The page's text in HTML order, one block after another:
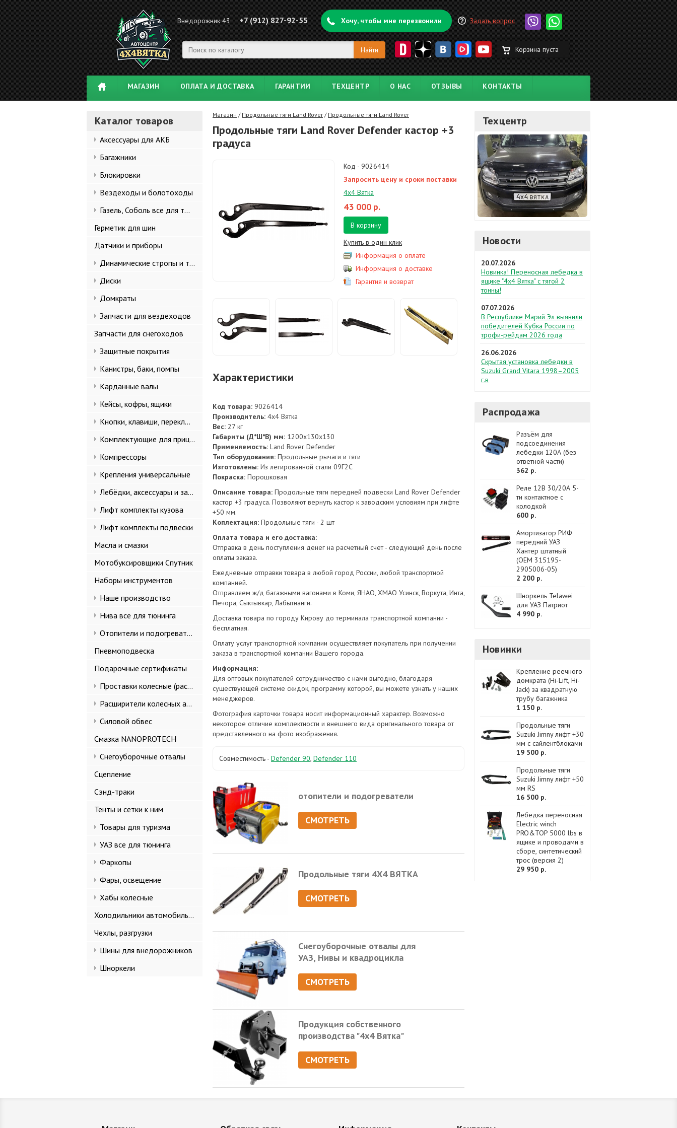
Внедорожник 43 +7 (912) 827-92-55 Хочу, чтобы мне перезвонили Задать вопрос
Корзина пуста
МАГАЗИН ОПЛАТА И ДОСТАВКА ГАРАНТИИ ТЕХЦЕНТР О НАС ОТЗЫВЫ КОНТАКТЫ
Каталог товаров
Аксессуары для АКБ
Багажники
Блокировки
Вездеходы и болотоходы
Газель, Соболь все для тюнинга
Герметик для шин
Датчики и приборы
Динамические стропы и такелаж
Диски
Домкраты
Запчасти для вездеходов
Запчасти для снегоходов
Защитные покрытия
Канистры, баки, помпы
Карданные валы
Кейсы, кофры, ящики
Кнопки, клавиши, переключатели
Комплектующие для прицепов
Компрессоры
Крепления универсальные
Лебёдки, аксессуары и запчасти
Лифт комплекты кузова
Лифт комплекты подвески
Масла и смазки
Мотобуксировщики Спутник
Наборы инструментов
Наше производство
Нива все для тюнинга
Отопители и подогреватели
Пневмоподвеска
Подарочные сертификаты
Проставки колесные (расширители колеи)
Расширители колесных арок и брызговики
Силовой обвес
Смазка NANOPROTECH
Снегоуборочные отвалы
Сцепление
Сэнд-траки
Тенты и сетки к ним
Товары для туризма
УАЗ все для тюнинга
Фаркопы
Фары, освещение
Хабы колесные
Холодильники автомобильные
Чехлы, разгрузки
Шины для внедорожников
Шноркели
Магазин / Продольные тяги Land Rover / Продольные тяги Land Rover
Продольные тяги Land Rover Defender кастор +3
градуса
Код - 9026414
Запросить цену и сроки поставки
4х4 Вятка
43 000 р.
В корзину
Купить в один клик
Информация о оплате
Информация о доставке
Гарантия и возврат
Характеристики
Код товара: 9026414
Производитель: 4х4 Вятка
Вес: 27 кг
Габариты (Д*Ш*В) мм: 1200х130х130
Применяемость: Land Rover Defender
Тип оборудования: Продольные рычаги и тяги
Изготовлены: Из легированной стали 09Г2С
Покраска: Порошковая
Описание товара: Продольные тяги передней подвески Land Rover Defender
кастор +3 градуса. Позволяют вернуть кастор к заводским условиям при лифте
+50 мм.
Коплектация: Продольные тяги - 2 шт
Оплата товара и его доставка:
Отправка в день поступления денег на расчетный счет - следующий день после
оплаты заказа.
Ежедневные отправки товара в любой город России, любой транспортной
компанией.
Отправляем ж/д багажными вагонами в Коми, ЯНАО, ХМАО Усинск, Воркута, Инта,
Печора, Сыктывкар, Лабытнанги.
Доставка товара по городу Кирову до терминала транспортной компании -
бесплатная.
Оплату услуг транспортной компании осуществляет покупатель при получении
заказа в транспортной компании Вашего города.
Информация:
Для оптовых покупателей сотрудничество с нами выгодно, благодаря
существующей системе скидок, программу которой, вы можете узнать у наших
менеджеров.
Фотография карточки товара носит информационный характер. Возможно
некоторое отличие комплектности и внешнего вида оригинального товара от
представленного на фото изображения.
Совместимость - Defender 90, Defender 110
отопители и подогреватели
СМОТРЕТЬ
Продольные тяги 4Х4 ВЯТКА
СМОТРЕТЬ
Снегоуборочные отвалы для
УАЗ, Нивы и квадроцикла
СМОТРЕТЬ
Продукция собственного
производства "4х4 Вятка"
СМОТРЕТЬ
Техцентр
Новости
20.07.2026
Новинка! Переносная лебедка в
ящике "4х4 Вятка" с тягой 2
тонны!
07.07.2026
В Республике Марий Эл выявили
победителей Кубка России по
трофи-рейдам 2026 года
26.06.2026
Скрытая установка лебедки в
Suzuki Grand Vitara 1998–2005
г.в
Распродажа
Разъём для
подсоединения
лебедки 120А (без
ответной части)
362 р.
Реле 12В 30/20А 5-
ти контактное с
колодкой
600 р.
Амортизатор РИФ
передний УАЗ
Хантер штатный
(OEM 315195-
2905006-05)
2 200 р.
Шноркель Telawei
для УАЗ Патриот
4 990 р.
Новинки
Крепление реечного
домкрата (Hi-Lift, Hi-
Jack) за квадратную
трубу багажника
1 150 р.
Продольные тяги
Suzuki Jimny лифт +30
мм с сайлентблоками
19 500 р.
Продольные тяги
Suzuki Jimny лифт +50
мм RS
16 500 р.
Лебедка переносная
Electric winch
PRO&TOP 5000 lbs в
ящике и проводами в
сборе, синтетический
трос (версия 2)
29 950 р.